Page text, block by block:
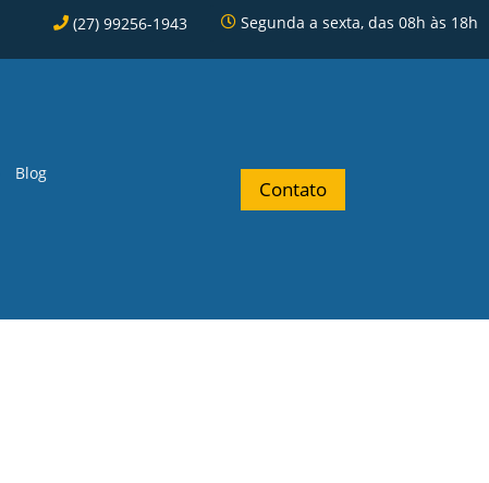
(27) 99256-1943 Segunda a sexta, das 08h às 18h
Blog
Contato